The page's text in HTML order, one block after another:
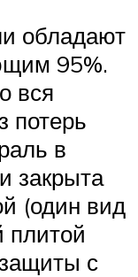
обладают
95%.
вся
потерь
в
закрыта
(один вид
плитой
с